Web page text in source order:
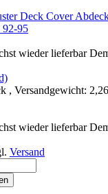
Deck Cover
92-95
, Versandgewicht:
Versand